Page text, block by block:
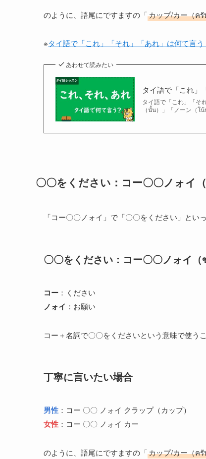
のように、語尾にですますの「カップ/カー（ค
※タイ語で「これ」「それ」「あれ」は何て言う
あわせて読みたい
タイ語で「これ」
タイ語で「これ」「そ
（นั้น）」「ノーン（โ
〇〇をください：コー〇〇ノォイ
「コー〇〇ノォイ」で「〇〇をください」とい
〇〇をください：コー〇〇ノォイ（
コー ：ください
ノォイ ：お願い
コー＋名詞で〇〇をくださいという意味で使う
丁寧に言いたい場合
男性 ：コー 〇〇 ノォイ クラップ（カップ）
女性 ：コー 〇〇 ノォイ カー
のように、語尾にですますの「カップ/カー（ค